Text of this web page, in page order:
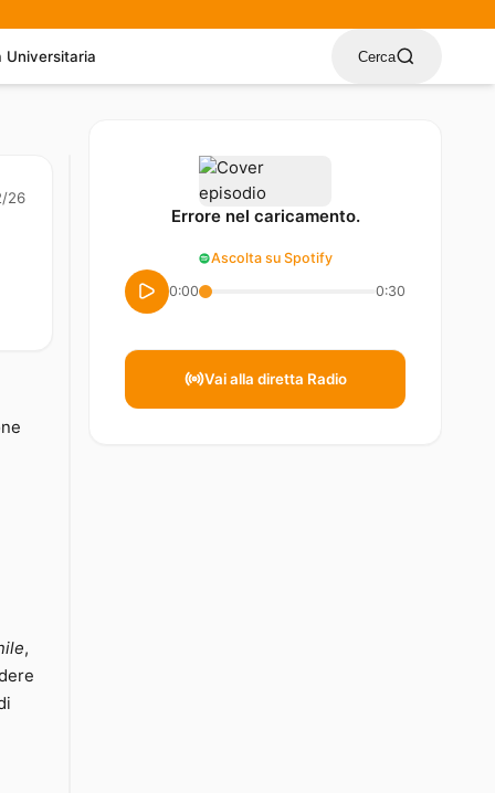
Universitaria Cerca
Errore nel caricamento.
Ascolta su Spotify
0:00
0:30
Vai alla diretta Radio
26
,